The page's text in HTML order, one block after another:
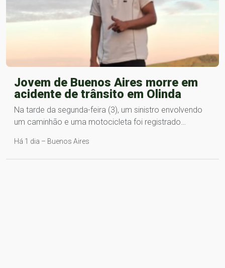
Jovem de Buenos Aires morre em
acidente de trânsito em Olinda
Na tarde da segunda-feira (3), um sinistro envolvendo
um caminhão e uma motocicleta foi registrado…
Há 1 dia – Buenos Aires